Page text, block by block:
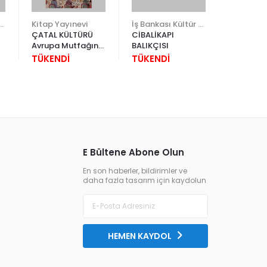
Kitap Yayınevi
ÇATAL KÜLTÜRÜ
Avrupa Mutfağının
Kısa Tarihi
TÜKENDİ
CİBALİKAPI
BALIKÇISI
TÜKENDİ
E Bültene Abone Olun
En son haberler, bildirimler ve
daha fazla tasarım için kaydolun
HEMEN KAYDOL